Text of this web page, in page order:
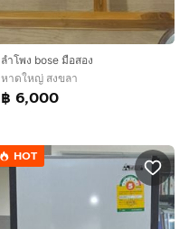
ลำโพง bose มือสอง
หาดใหญ่ สงขลา
฿ 6,000
HOT